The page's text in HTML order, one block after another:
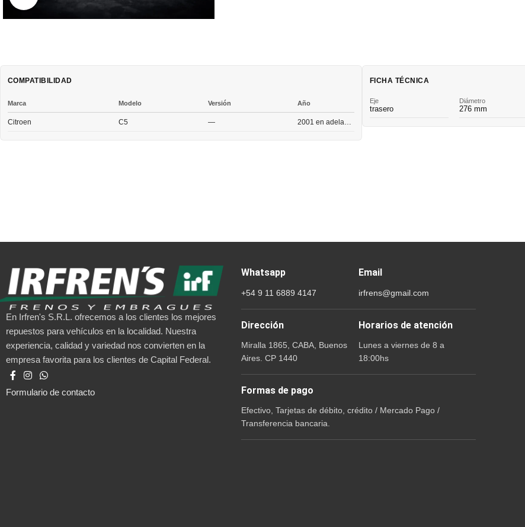
COMPATIBILIDAD
Marca Modelo Versión Año
Citroen C5 —
FICHA TÉCNICA
Eje
trasero
Diámetro
276 mm
En Irfren's S.R.L. ofrecemos a los clientes los mejores
repuestos para vehículos en la localidad. Nuestra
experiencia, calidad y variedad nos convierten en la
empresa favorita para los clientes de Capital Federal.
Formulario de contacto
Whatsapp
+54 9 11 6889 4147
Email
irfrens@gmail.com
Dirección
Miralla 1865, CABA, Buenos
Aires. CP 1440
Horarios de atención
Lunes a viernes de 8 a
18:00hs
Formas de pago
Efectivo, Tarjetas de débito, crédito / Mercado Pago /
Transferencia bancaria.